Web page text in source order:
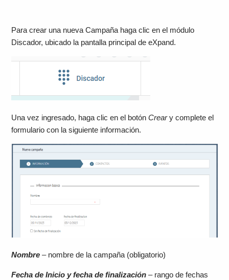
Para crear una nueva Campaña haga clic en el módulo
Discador, ubicado la pantalla principal de eXpand.
Una vez ingresado, haga clic en el botónCreary complete el
formulario con la siguiente información.
Nombre – nombre de la campaña (obligatorio)
Fecha de Inicio y fecha de finalización – rango de fechas